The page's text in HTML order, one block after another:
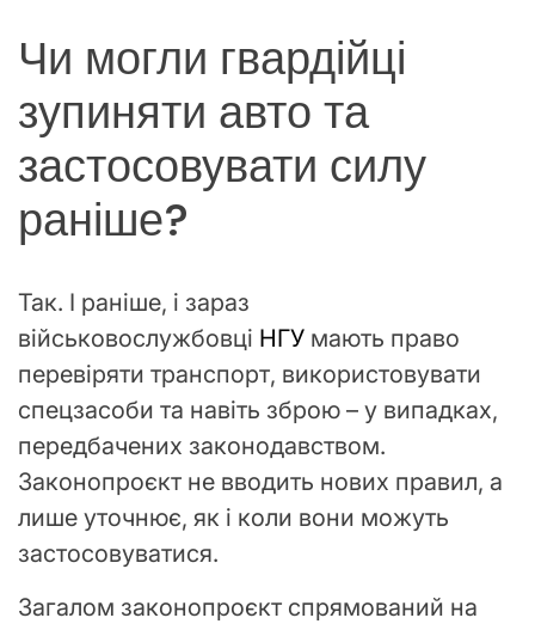
Чи могли гвардійці
зупиняти авто та
застосовувати силу
раніше?
Так. І раніше, і зараз
військовослужбовці НГУ мають право
перевіряти транспорт, використовувати
спецзасоби та навіть зброю – у випадках,
передбачених законодавством.
Законопроєкт не вводить нових правил, а
лише уточнює, як і коли вони можуть
застосовуватися.
Загалом законопроєкт спрямований на